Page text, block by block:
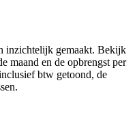
inzichtelijk gemaakt. Bekijk
maand en de opbrengst per
btw getoond, de